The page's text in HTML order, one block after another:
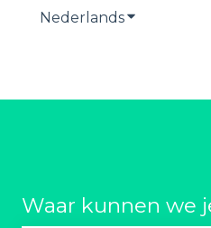
NederlandsSubmenu
Waar kunnen we